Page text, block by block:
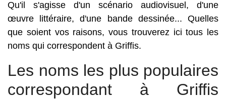
Qu'il s'agisse d'un scénario audiovisuel, d'une
œuvre littéraire, d'une bande dessinée... Quelles
que soient vos raisons, vous trouverez ici tous les
noms qui correspondent à Griffis.
Les noms les plus populaires
correspondant à Griffis